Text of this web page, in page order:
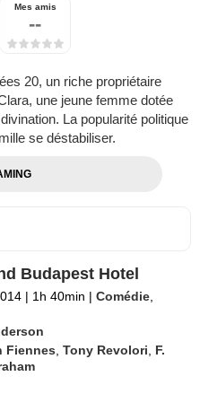
Mes amis
--
20, un riche propriétaire
une jeune femme dotée
La popularité politique
se déstabiliser.
Budapest Hotel
| 1h 40min | Comédie
Fiennes ,Tony Revolori
F.